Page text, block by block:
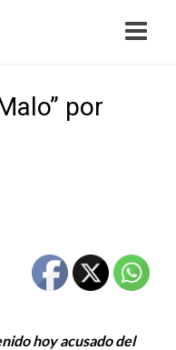
por
hoy acusado del